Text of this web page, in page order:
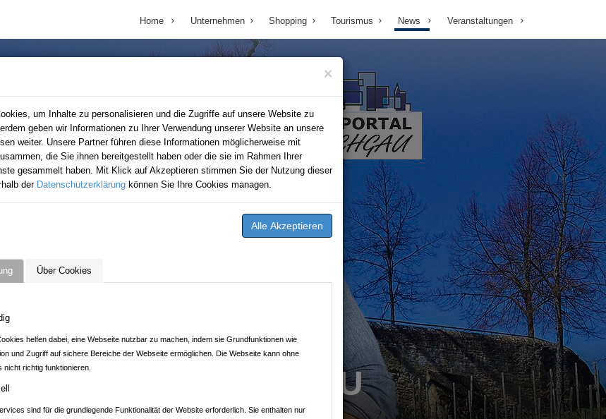
×
um Inhalte zu personalisieren und die Zugriffe auf unsere Website zu
geben wir Informationen zu Ihrer Verwendung unserer Website an unsere
weiter. Unsere Partner führen diese Informationen möglicherweise mit
die Sie ihnen bereitgestellt haben oder die sie im Rahmen Ihrer
gesammelt haben. Mit Klick auf Akzeptieren stimmen Sie der Nutzung dieser
der Datenschutzerklärung können Sie Ihre Cookies managen.
Über Cookies
helfen dabei, eine Webseite nutzbar zu machen, indem sie Grundfunktionen wie
und Zugriff auf sichere Bereiche der Webseite ermöglichen. Die Webseite kann ohne
nicht richtig funktionieren.
sind für die grundlegende Funktionalität der Website erforderlich. Sie enthalten nur
Home Unternehmen Shopping Tourismus News Veranstaltungen
KRAICHGAU